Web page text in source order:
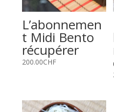
L’abonnemen
t Midi Bento
récupérer
200.00CHF